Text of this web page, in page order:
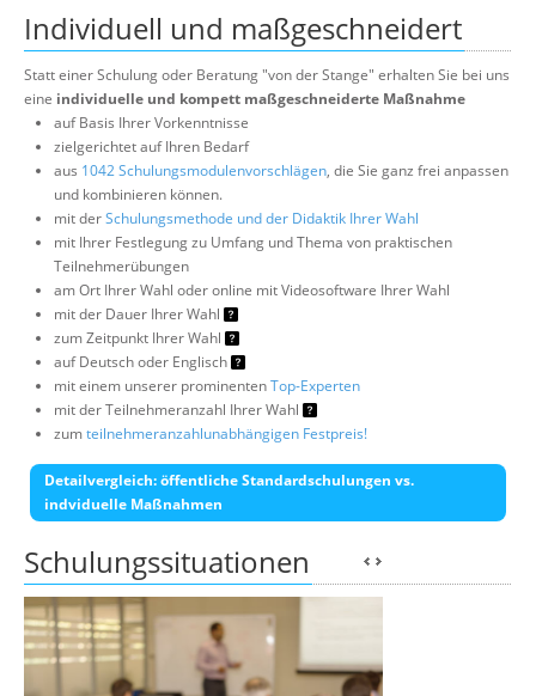
Individuell und maßgeschneidert
Statt einer Schulung oder Beratung "von der Stange" erhalten Sie bei uns
eine individuelle und kompett maßgeschneiderte Maßnahme
auf Basis Ihrer Vorkenntnisse
zielgerichtet auf Ihren Bedarf
aus 1042 Schulungsmodulenvorschlägen, die Sie ganz frei anpassen
und kombinieren können.
mit derSchulungsmethode und der Didaktik Ihrer Wahl
mit Ihrer Festlegung zu Umfang und Thema von praktischen
Teilnehmerübungen
am Ort Ihrer Wahl oder online mit Videosoftware Ihrer Wahl
mit der Dauer Ihrer Wahl
zum Zeitpunkt Ihrer Wahl
auf Deutsch oder Englisch
mit einem unserer prominentenTop-Experten
mit der Teilnehmeranzahl Ihrer Wahl
zumteilnehmeranzahlunabhängigen Festpreis!
Detailvergleich: öffentliche Standardschulungen vs.
indviduelle Maßnahmen
Schulungssituationen